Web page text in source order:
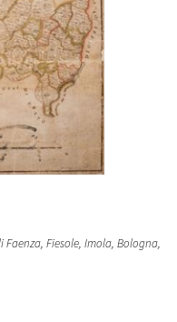
Fiesole, Imola, Bologna,